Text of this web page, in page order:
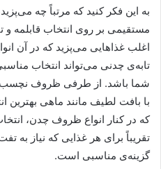
به این فکر کنید که مرتباً چه
مستقیمی بر روی انتخاب قابلمه و
اغلب غذاهایی می‌پزید که در آن
تابه‌ی چدنی می‌تواند انتخاب
شما باشد. از طرفی ظروف نچسب
با بافت لطیف مانند ماهی بهترین
که در کنار انواع ظروف چدن،
تقریباً برای هر غذایی که نیاز به
گزینه‌ی مناسبی است.